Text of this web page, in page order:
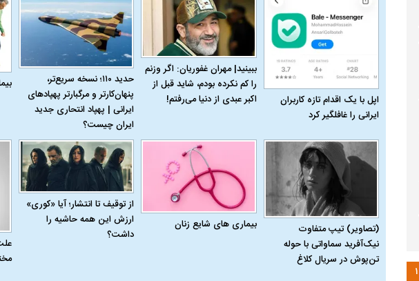
اپل با یک اقدام تازه کاربران
ایرانی را غافلگیر کرد
ببینید| مهران غفوریان: اگر وزنم
را کم نکرده بودم، شاید قبل از
اکبر عبدی از دنیا می‌رفتم!
حدید ۱۱۰؛ نسخه سریع‌تر،
پنهان‌کارتر و مرگبارتر پهپادهای
ایرانی | پهپاد انتحاری جدید
ایران چیست؟
(تصاویر) تیپ متفاوت
نیک‌آفرید سماواتی با حوله
تن‌پوش در سریال کلاغ
بیماری‌ های شایع زنان
از توقیف تا انتشار؛ آیا «کوری»
ارزش این همه حاشیه را
داشت؟
۱